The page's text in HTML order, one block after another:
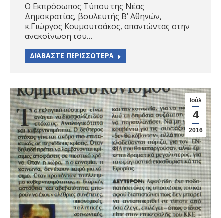
Ο Εκπρόσωπος Τύπου της Νέας
Δημοκρατίας, βουλευτής Β’ Αθηνών,
κ.Γιώργος Κουμουτσάκος, απαντώντας στην
ανακοίνωση του…
ΔΙΑΒΑΣΤΕ ΠΕΡΙΣΣΟΤΕΡΑ
Ιούλ
4
2016